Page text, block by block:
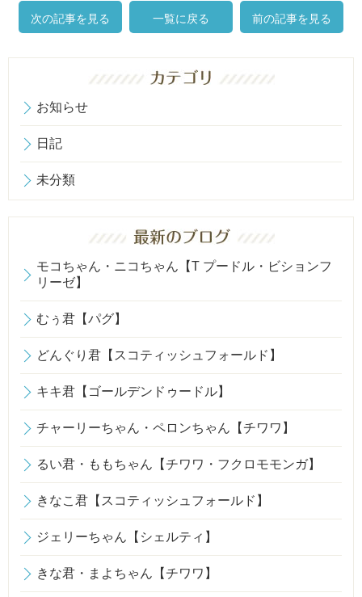
次の記事を見る 一覧に戻る 前の記事を見る
お知らせ
日記
未分類
モコちゃん・ニコちゃん【T プードル・ビションフ
リーゼ】
むぅ君【パグ】
どんぐり君【スコティッシュフォールド】
キキ君【ゴールデンドゥードル】
チャーリーちゃん・ペロンちゃん【チワワ】
るい君・ももちゃん【チワワ・フクロモモンガ】
きなこ君【スコティッシュフォールド】
ジェリーちゃん【シェルティ】
きな君・まよちゃん【チワワ】